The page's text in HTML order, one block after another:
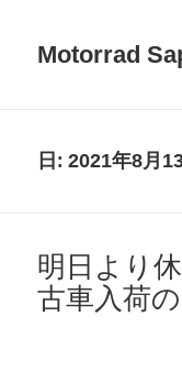
Motorrad
日:2021年8月
明日より
古車入荷